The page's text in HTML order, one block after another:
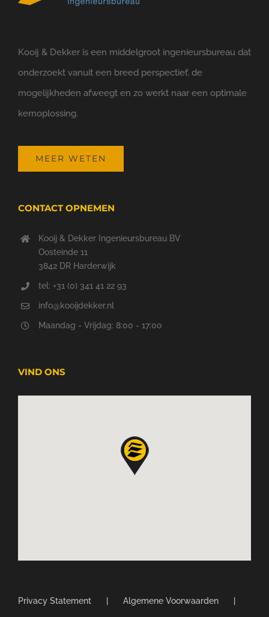
Kooij & Dekker is een middelgroot ingenieursbureau dat
onderzoekt vanuit een breed perspectief, de
mogelijkheden afweegt en zo werkt naar een optimale
kernoplossing.
MEER WETEN
CONTACT OPNEMEN
Kooij & Dekker Ingenieursbureau BV
Oosteinde 11
3842 DR Harderwijk
tel: +31 (0) 341 41 22 93
info@kooijdekker.nl
Maandag - Vrijdag: 8:00 - 17:00
VIND ONS
Privacy Statement Algemene Voorwaarden